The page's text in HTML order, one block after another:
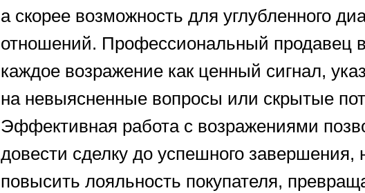
а скорее возможность для углубленного
отношений. Профессиональный продавец
каждое возражение как ценный сигнал,
на невыясненные вопросы или скрытые
Эффективная работа с возражениями
довести сделку до успешного завершения,
повысить лояльность покупателя,